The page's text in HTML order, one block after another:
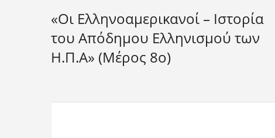
«Οι Ελληνοαμερικανοί – Ιστορία
του Απόδημου Ελληνισμού των
Η.Π.Α» (Μέρος 8o)